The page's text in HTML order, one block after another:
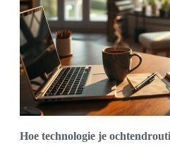
Hoe technologie je